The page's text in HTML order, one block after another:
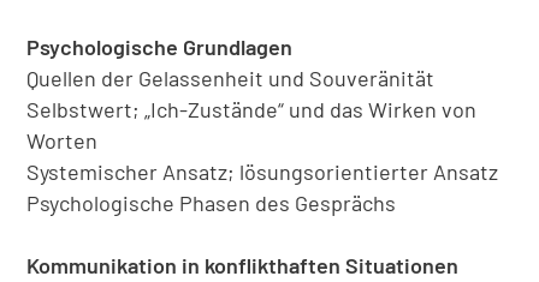
ODER
AUSKLAPPEN
Psychologische Grundlagen
Quellen der Gelassenheit und Souveränität
Selbstwert; „Ich-Zustände“ und das Wirken von
Worten
Systemischer Ansatz; lösungsorientierter Ansatz
Psychologische Phasen des Gesprächs
Kommunikation in konflikthaften Situationen